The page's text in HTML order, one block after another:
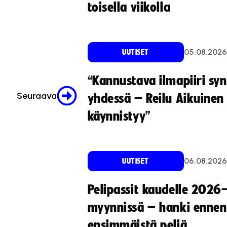
Seuraava
toisella viikolla
UUTISET 05.08.2026
“Kannustava ilmapiiri
yhdessä – Reilu
käynnistyy”
UUTISET 06.08.2026
Pelipassit kaudelle
myynnissä – hanki ennen